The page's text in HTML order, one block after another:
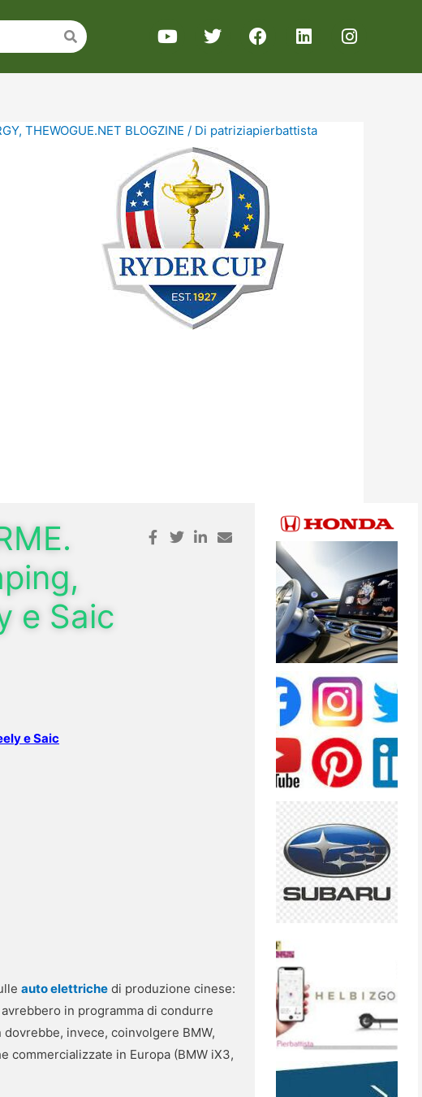
, THEWOGUE.NET BLOGZINE / Di patriziapierbattista
e Saic
e Saic
auto elettriche di produzione cinese:
in programma di condurre
invece, coinvolgere BMW,
commercializzate in Europa (BMW iX3,